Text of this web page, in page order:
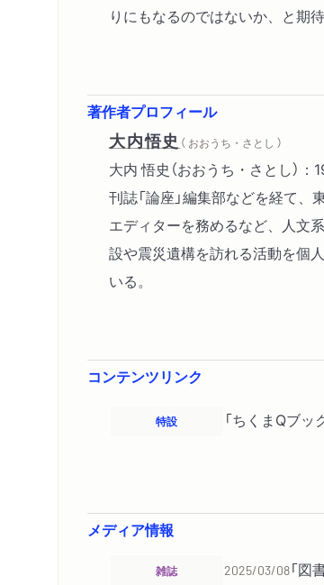
りにもなるのではないか、と期待
著作者プロフィール
大内悟史 （ おおうち・さとし ）
大内 悟史（おおうち・さとし）
刊誌「論座」編集部などを経て
エディターを務めるなど、人文
設や震災遺構を訪れる活動を個
いる。
コンテンツリンク
特設 「ちくまQブ
メディア情報
雑誌 2025/03/08「図